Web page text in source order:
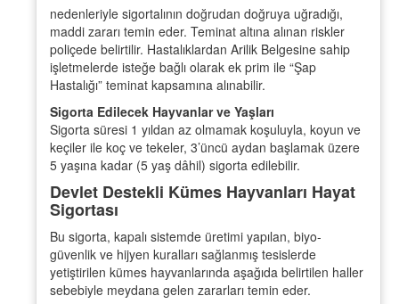
nedenleriyle sigortalının doğrudan doğruya uğradığı,
maddi zararı temin eder. Teminat altına alınan riskler
poliçede belirtilir. Hastalıklardan Arilik Belgesine sahip
işletmelerde isteğe bağlı olarak ek prim ile “Şap
Hastalığı” teminat kapsamına alınabilir.
Sigorta Edilecek Hayvanlar ve Yaşları
Sigorta süresi 1 yıldan az olmamak koşuluyla, koyun ve
keçiler ile koç ve tekeler, 3’üncü aydan başlamak üzere
5 yaşına kadar (5 yaş dâhil) sigorta edilebilir.
Devlet Destekli Kümes Hayvanları Hayat
Sigortası
Bu sigorta, kapalı sistemde üretimi yapılan, biyo-
güvenlik ve hijyen kuralları sağlanmış tesislerde
yetiştirilen kümes hayvanlarında aşağıda belirtilen haller
sebebiyle meydana gelen zararları temin eder.